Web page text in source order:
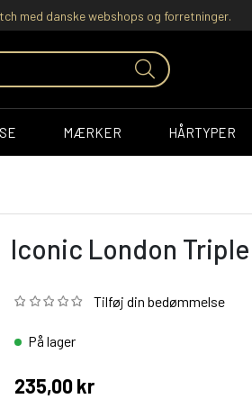
med danske webshops og forretninger.
MÆRKER HÅRTYPER
Iconic London
Tilføj din bedømmelse
På lager
235,00 kr